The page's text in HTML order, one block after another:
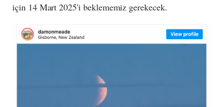
için 14 Mart 2025'i beklememiz gerekecek.